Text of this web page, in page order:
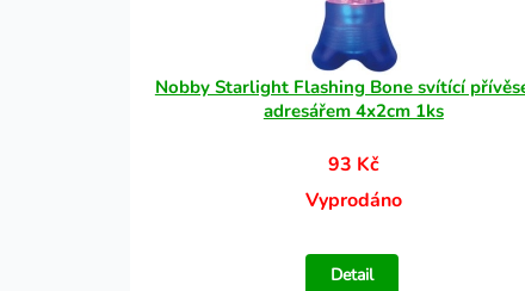
Nobby Starlight Flashing Bone svítící
adresářem 4x2cm 1ks
93 Kč
Vyprodáno
Detail